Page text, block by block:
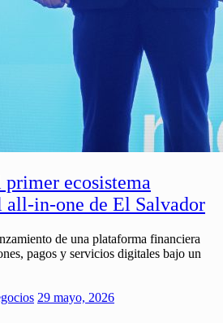
ecosistema
in-one de El Salvador
de una plataforma financiera
pagos y servicios digitales bajo un
29 mayo, 2026